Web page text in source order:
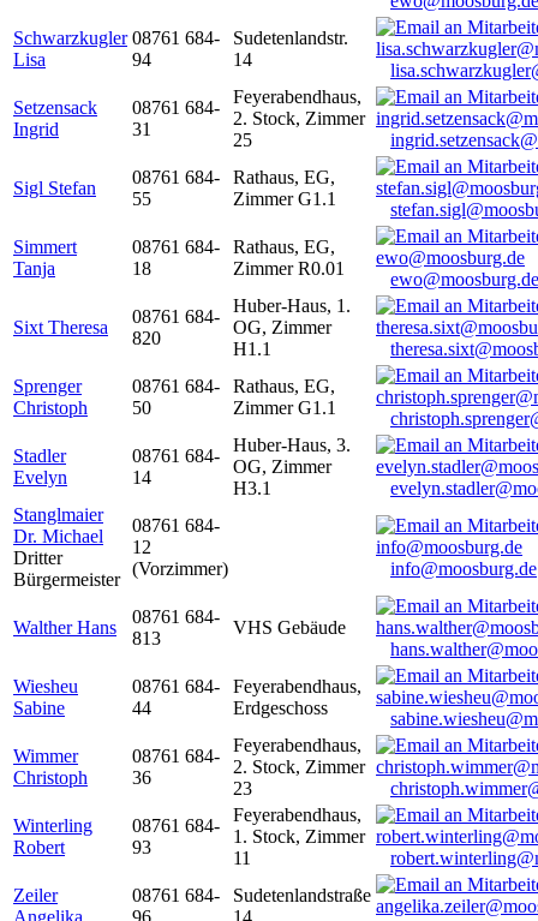
Schwarzkugler
Lisa
08761 684-
94
Sudetenlandstr.
14
Setzensack
Ingrid
08761 684-
31
Feyerabendhaus,
2. Stock, Zimmer
25
Sigl Stefan
08761 684-
55
Rathaus, EG,
Zimmer G1.1
Simmert
Tanja
08761 684-
18
Rathaus, EG,
Zimmer R0.01
ewo@moosburg.de
Sixt Theresa
08761 684-
820
Huber-Haus, 1.
OG, Zimmer
H1.1
Sprenger
Christoph
08761 684-
50
Rathaus, EG,
Zimmer G1.1
Stadler
Evelyn
08761 684-
14
Huber-Haus, 3.
OG, Zimmer
H3.1
Stanglmaier
Dr. Michael
Dritter
Bürgermeister
08761 684-
12
(Vorzimmer)
info@moosburg.de
Walther Hans
08761 684-
813
VHS Gebäude
Wiesheu
Sabine
08761 684-
44
Feyerabendhaus,
Erdgeschoss
Wimmer
Christoph
08761 684-
36
Feyerabendhaus,
2. Stock, Zimmer
23
Winterling
Robert
08761 684-
93
Feyerabendhaus,
1. Stock, Zimmer
11
Zeiler
Angelika
08761 684-
96
Sudetenlandstraße
14